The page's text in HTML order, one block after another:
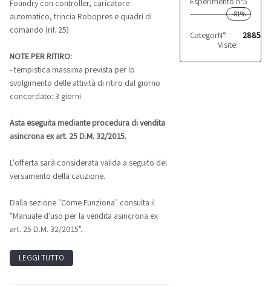
-81%
Categoria: Presse
N°
Visite:
2885
Foundry con controller, caricatore
automatico, trincia Robopres e quadri di
comando (rif. 25)
NOTE PER RITIRO:
- tempistica massima prevista per lo
svolgimento delle attività di ritiro dal giorno
concordato: 3 giorni
Asta eseguita mediante procedura di vendita
asincrona ex art. 25 D.M. 32/2015.
L'offerta sarà considerata valida a seguito del
versamento della cauzione.
Dalla sezione "Come Funziona" consulta il
"Manuale d'uso per la vendita asincrona ex
art. 25 D.M. 32/2015".
LEGGI TUTTO